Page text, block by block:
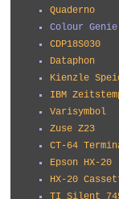
Quaderno
Colour Genie
CDP18S030
Dataphon
Kienzle
IBM
Varisymbol
Zuse Z23
CT-64
Epson HX-20
HX-20